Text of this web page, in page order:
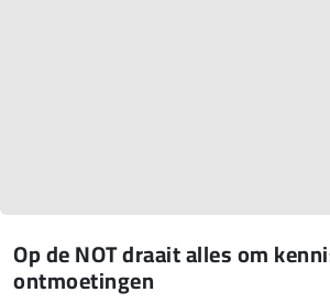
Op de NOT draait alles om
ontmoetingen